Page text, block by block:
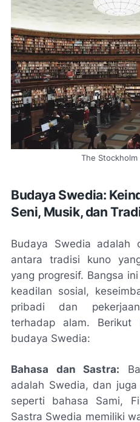
The Stockholm
Budaya Swedia:
Seni, Musik, dan
Budaya Swedia adalah
antara tradisi kuno
yang progresif. Bangsa
keadilan sosial,
pribadi dan
terhadap alam. Berikut
budaya Swedia:
Bahasa dan Sastra:
adalah Swedia, dan
seperti bahasa Sami,
Sastra Swedia memiliki